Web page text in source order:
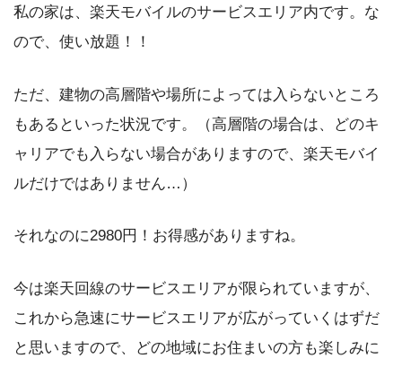
私の家は、楽天モバイルのサービスエリア内です。な
ので、使い放題！！
ただ、建物の高層階や場所によっては入らないところ
もあるといった状況です。（高層階の場合は、どのキ
ャリアでも入らない場合がありますので、楽天モバイ
ルだけではありません…）
それなのに2980円！お得感がありますね。
今は楽天回線のサービスエリアが限られていますが、
これから急速にサービスエリアが広がっていくはずだ
と思いますので、どの地域にお住まいの方も楽しみに